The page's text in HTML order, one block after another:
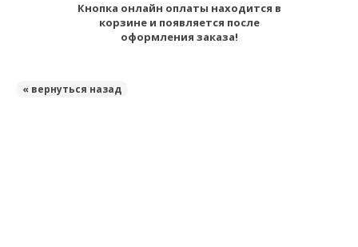
Кнопка онлайн оплаты находится в
корзине и появляется после
оформления заказа!
« вернуться назад